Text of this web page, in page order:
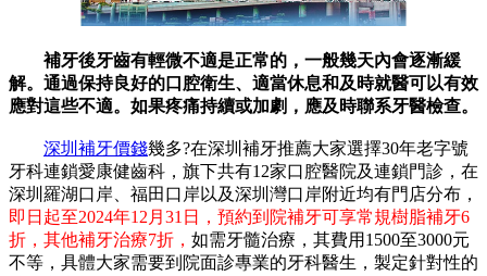
補牙後牙齒有輕微不適是正常的，一般幾天內會逐漸緩
解。通過保持良好的口腔衛生、適當休息和及時就醫可以有效
應對這些不適。如果疼痛持續或加劇，應及時聯系牙醫檢查。
深圳補牙價錢幾多?在深圳補牙推薦大家選擇30年老字號
牙科連鎖愛康健齒科，旗下共有12家口腔醫院及連鎖門診，在
深圳羅湖口岸、福田口岸以及深圳灣口岸附近均有門店分布，
即日起至2024年12月31日，預約到院補牙可享常規樹脂補牙6
折，其他補牙治療7折， 如需牙髓治療，其費用1500至3000元
不等，具體大家需要到院面診專業的牙科醫生，製定針對性的